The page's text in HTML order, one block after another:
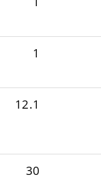
1
12.1
30